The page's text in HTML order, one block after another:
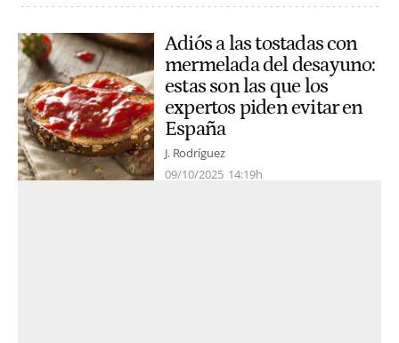
Adiós a las tostadas con
mermelada del desayuno:
estas son las que los
expertos piden evitar en
España
J. Rodríguez
09/10/2025 14:19h